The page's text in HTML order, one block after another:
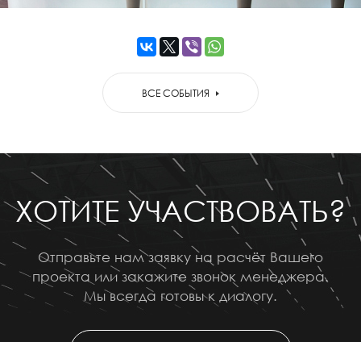
ВСЕ СОБЫТИЯ
ХОТИТЕ УЧАСТВОВАТЬ?
Отправьте нам заявку на расчёт Вашего
проекта или закажите звонок менеджера.
Мы всегда готовы к диалогу.